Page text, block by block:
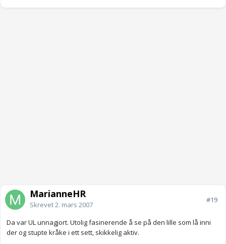
MarianneHR
Skrevet2. mars 2007
#19
Da var UL unnagjort. Utolig fasinerende å se på den lille som lå inni
der og stupte kråke i ett sett, skikkelig aktiv.